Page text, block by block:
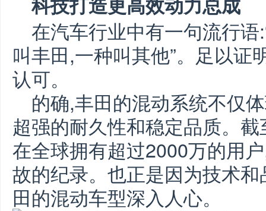
在汽车行业中有一句流行
叫丰田,一种叫其他”。足以证
认可。
的确,丰田的混动系统不仅
超强的耐久性和稳定品质。
在全球拥有超过2000万的用
故的纪录。也正是因为技术
田的混动车型深入人心。